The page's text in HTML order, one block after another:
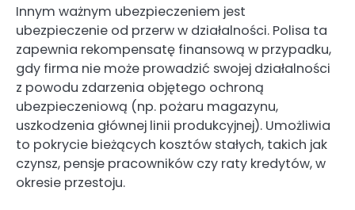
Innym ważnym ubezpieczeniem jest
ubezpieczenie od przerw w działalności. Polisa ta
zapewnia rekompensatę finansową w przypadku,
gdy firma nie może prowadzić swojej działalności
z powodu zdarzenia objętego ochroną
ubezpieczeniową (np. pożaru magazynu,
uszkodzenia głównej linii produkcyjnej). Umożliwia
to pokrycie bieżących kosztów stałych, takich jak
czynsz, pensje pracowników czy raty kredytów, w
okresie przestoju.